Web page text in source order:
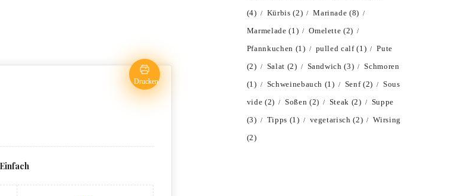
Drucken
Einfach
(4)
Kürbis (2) Marinade (8)
Marmelade (1) Omelette (2)
Pfannkuchen (1) pulled calf(1)
Pute
(2)
Salat (2) Sandwich (3)
Schmoren
(1)
Schweinebauch (1) Senf(2)
Sous
vide (2) Soßen (2) Steak (2)
Suppe
(3)
Tipps (1) vegetarisch (2)
Wirsing
(2)